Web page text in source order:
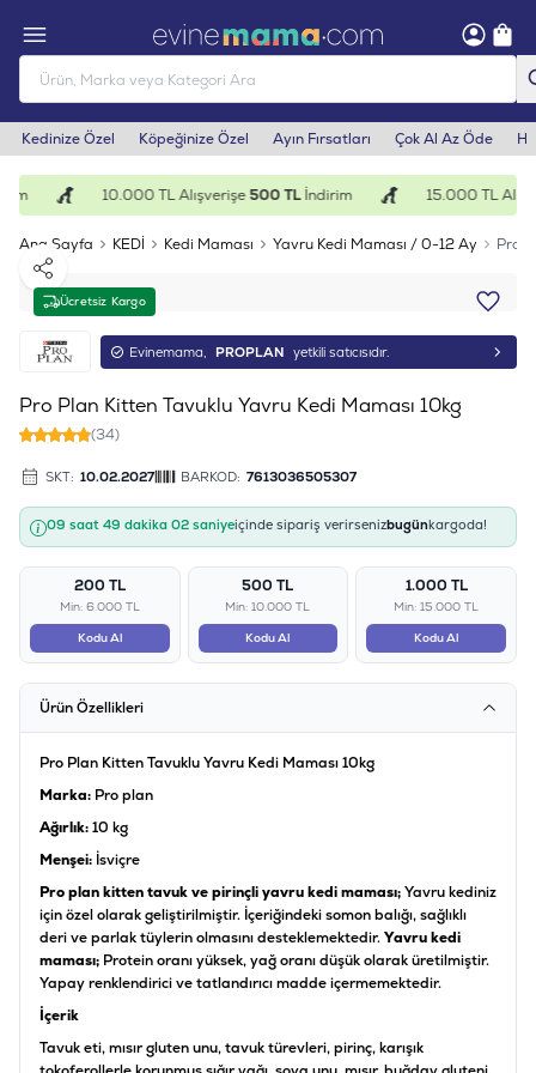
Kedinize Özel Köpeğinize Özel Ayın Fırsatları Çok Al Az Öde
10.000 TL Alışverişe500 TLİndirim 15.000 TL
Ana Sayfa KEDİ Kedi Maması Yavru Kedi Maması / 0-12 Ay Pro
Ücretsiz Kargo
Paylaş
Evinemama, PROPLAN yetkili satıcısıdır.
Pro Plan Kitten Tavuklu Yavru Kedi Maması 10kg
(34)
SKT: 10.02.2027 BARKOD: 7613036505307
09 saat 49 dakika 01 saniyeiçinde sipariş verirsenizbugünkargoda!
200 TL
Min: 6.000 TL
Kodu Al
500 TL
Min: 10.000 TL
Kodu Al
1.000 TL
Min: 15.000 TL
Kodu Al
Ürün Özellikleri
Pro Plan Kitten Tavuklu Yavru Kedi Maması 10kg
Marka: Pro plan
Ağırlık:10 kg
Menşei: İsviçre
Pro plan kitten tavuk ve pirinçli yavru kedi maması;Yavru kediniz
için özel olarak geliştirilmiştir. İçeriğindeki somon balığı, sağlıklı
deri ve parlak tüylerin olmasını desteklemektedir.Yavru kedi
maması; Protein oranı yüksek, yağ oranı düşük olarak üretilmiştir.
Yapay renklendirici ve tatlandırıcı madde içermemektedir.
İçerik
Tavuk eti, mısır gluten unu, tavuk türevleri, pirinç, karışık